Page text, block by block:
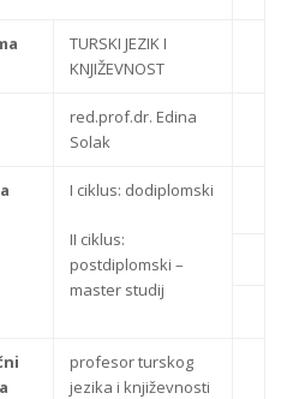
TURSKI JEZIK I
KNJIŽEVNOST
red.prof.dr. Edina
Solak
I ciklus: dodiplomski
II ciklus:
postdiplomski –
master studij
profesor turskog
jezika i književnosti